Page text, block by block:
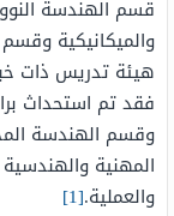
قسم الهندسة
والميكانيكية وقسم
هيئة تدريس ذات
فقد تم استحداث
وقسم الهندسة
المهنية والهندسية
والعملية.[1]